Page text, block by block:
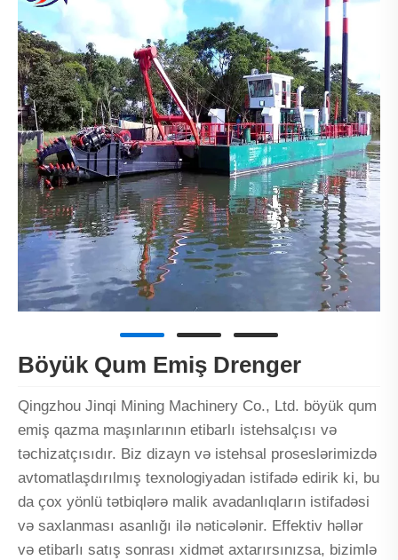
Böyük Qum Emiş Drenger
Qingzhou Jinqi Mining Machinery Co., Ltd. böyük qum
emiş qazma maşınlarının etibarlı istehsalçısı və
təchizatçısıdır. Biz dizayn və istehsal proseslərimizdə
avtomatlaşdırılmış texnologiyadan istifadə edirik ki, bu
da çox yönlü tətbiqlərə malik avadanlıqların istifadəsi
və saxlanması asanlığı ilə nəticələnir. Effektiv həllər
və etibarlı satış sonrası xidmət axtarırsınızsa, bizimlə